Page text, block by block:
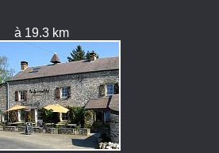
à 19.3 km